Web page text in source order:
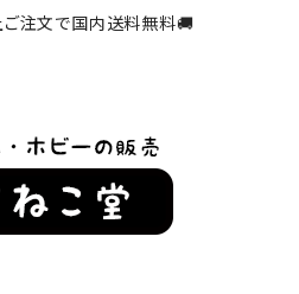
注文で国内送料無料🚚